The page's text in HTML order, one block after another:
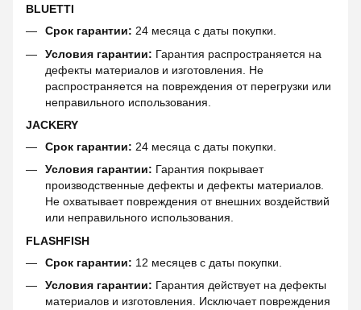
BLUETTI
Срок гарантии: 24 месяца с даты покупки.
Условия гарантии: Гарантия распространяется на
дефекты материалов и изготовления. Не
распространяется на повреждения от перегрузки или
неправильного использования.
JACKERY
Срок гарантии: 24 месяца с даты покупки.
Условия гарантии: Гарантия покрывает
производственные дефекты и дефекты материалов.
Не охватывает повреждения от внешних воздействий
или неправильного использования.
FLASHFISH
Срок гарантии: 12 месяцев с даты покупки.
Условия гарантии: Гарантия действует на дефекты
материалов и изготовления. Исключает повреждения